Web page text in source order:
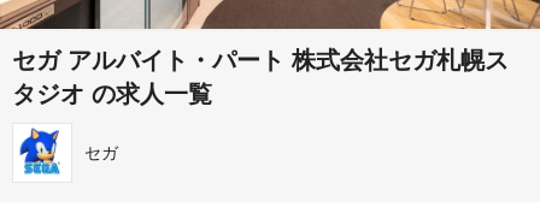
セガ アルバイト・パート 株式会社セガ札幌ス
タジオ の求人一覧
セガ